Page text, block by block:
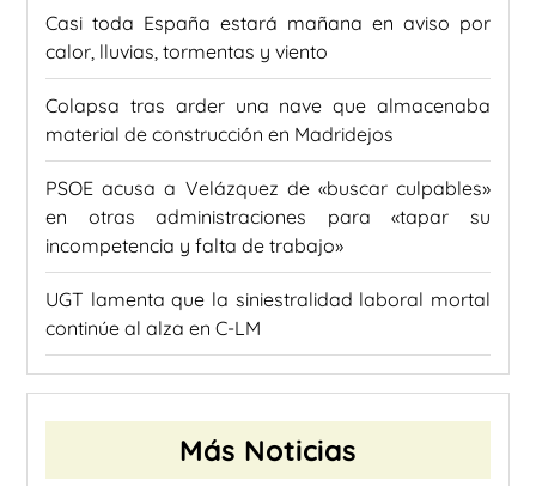
Casi toda España estará mañana en aviso por
calor, lluvias, tormentas y viento
Colapsa tras arder una nave que almacenaba
material de construcción en Madridejos
PSOE acusa a Velázquez de «buscar culpables»
en otras administraciones para «tapar su
incompetencia y falta de trabajo»
UGT lamenta que la siniestralidad laboral mortal
continúe al alza en C-LM
Más Noticias